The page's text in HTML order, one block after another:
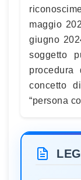
maggio
giugno
soggetto
procedura
concetto
“persona